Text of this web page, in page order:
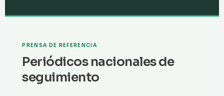
PRENSA DE REFERENCIA
Periódicos nacionales de
seguimiento